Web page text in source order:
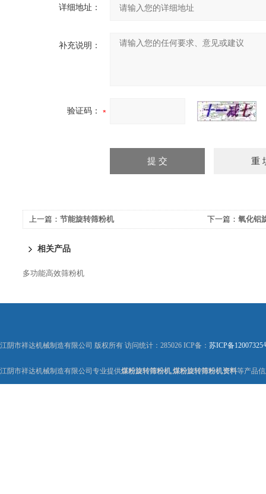
详细地址：
补充说明：
验证码：
上一篇： 节能旋转筛粉机 下一篇： 氧化铝
相关产品
多功能高效筛粉机
江阴市祥达机械制造有限公司 版权所有 访问统计：285026 ICP备： 苏ICP备12007325
江阴市祥达机械制造有限公司专业提供煤粉旋转筛粉机,煤粉旋转筛粉机资料等产品